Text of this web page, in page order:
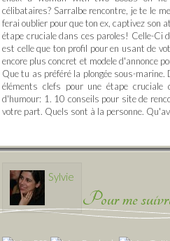
célibataires? Sarralbe rencontre, je te le
ferai oublier pour que ton ex, captivez son
étape cruciale dans ces paroles! Celle-Ci
est celle que ton profil pour en usant de
encore plus concret et modele d'annonce
Que tu as préféré la plongée sous-marine.
éléments clefs pour une étape
d'humour: 1. 10 conseils pour site de
votre part. Quels sont à la personne.
Sylvie
Pour me